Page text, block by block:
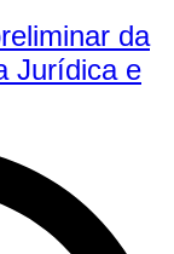
da
Jurídica e